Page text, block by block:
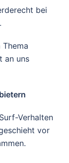
bei
an uns
Verhalten
vor